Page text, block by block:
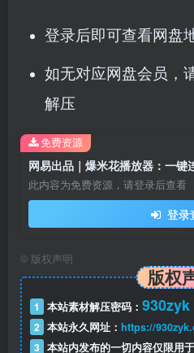
登录后即可查看网盘
如无对应网盘会员，
解压
此内容为免费资源，请登录后查看
登录
免费资源
© 版权声明
版权
1 本站素材解压密码： 930zyk
2 本站永久网址： https://
3 本站内发布的一切内容仅限用